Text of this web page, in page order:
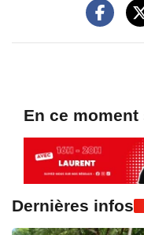
En ce moment
Dernières infos